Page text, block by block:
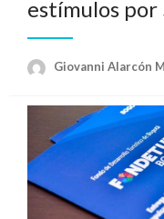
estímulos
Giovanni Alarcón